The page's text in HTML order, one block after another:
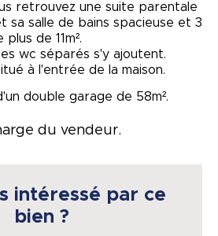
retrouvez une suite parentale
sa salle de bains spacieuse et 3
de 11m².
wc séparés s'y ajoutent.
à l'entrée de la maison.
double garage de 58m².
du vendeur.
intéressé par ce
bien ?